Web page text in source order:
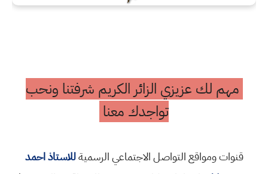
مهم لك عزيزي الزائر الكريم شرفتنا ونحب
تواجدك معنا
قنوات ومواقع التواصل الاجتماعي الرسميةللاستاذ احمد